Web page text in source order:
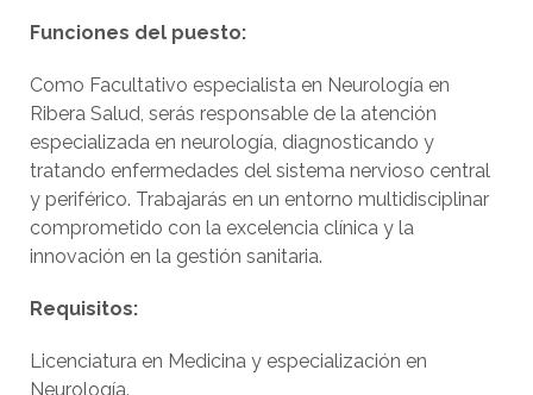
Funciones del puesto:
Como Facultativo especialista en Neurología en
Ribera Salud, serás responsable de la atención
especializada en neurología, diagnosticando y
tratando enfermedades del sistema nervioso central
y periférico. Trabajarás en un entorno multidisciplinar
comprometido con la excelencia clínica y la
innovación en la gestión sanitaria.
Requisitos:
Licenciatura en Medicina y especialización en
Neurología.